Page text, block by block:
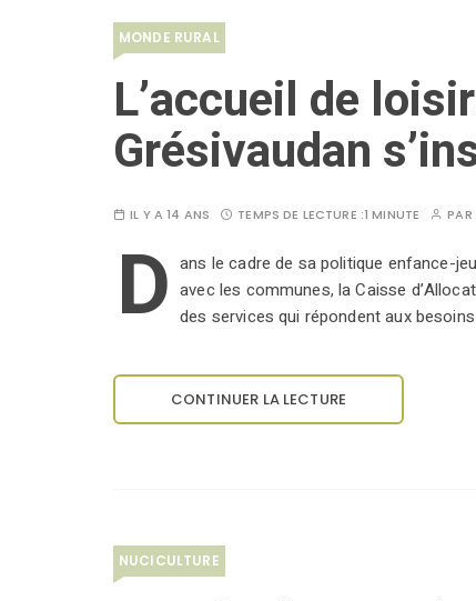
MONDE RURAL
L’accueil de
Grésivaudan
IL Y A 14 ANS TEMPS DE LECTURE :1 MINUTE PAR
D ans le cadre de sa politique enfance-
avec les communes, la Caisse
des services qui répondent aux
CONTINUER LA LECTURE
NUCICULTURE